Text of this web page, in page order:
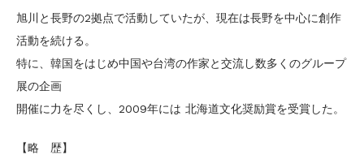
旭川と長野の2拠点で活動していたが、現在は長野を中心に創作
活動を続ける。
特に、韓国をはじめ中国や台湾の作家と交流し数多くのグループ
展の企画
開催に力を尽くし、2009年には 北海道文化奨励賞を受賞した。
【略 歴】